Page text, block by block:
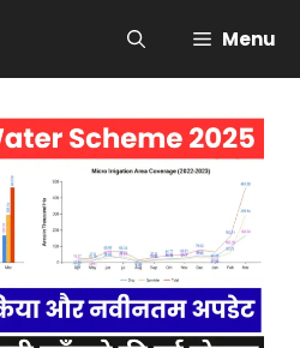
Menu